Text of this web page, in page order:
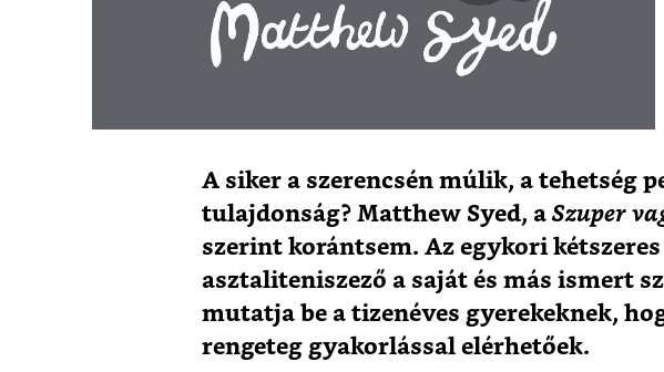
A siker a szerencsén múlik, a tehetség
tulajdonság? Matthew Syed, a Szuper
szerint korántsem. Az egykori
asztaliteniszező a saját és más ismert
mutatja be a tizenéves gyerekeknek,
rengeteg gyakorlással elérhetőek.